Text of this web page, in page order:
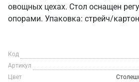
овощных цехах. Стол оснащен
опорами. Упаковка: стрейч/
Код
Артикул
Цвет